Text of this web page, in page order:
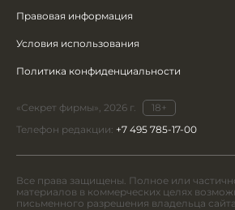
Правовая информация
Условия использования
Политика конфиденциальности
«Секрет фирмы», 2026 г.
18+
Телефон редакции: +7 495 785-17-00
Все права защищены. Полное или
материалов в коммерческих целях
письменного разрешения владельца